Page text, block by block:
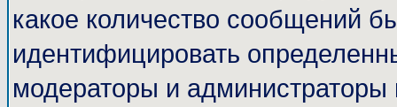
какое количество сообщений
идентифицировать
модераторы и администраторы